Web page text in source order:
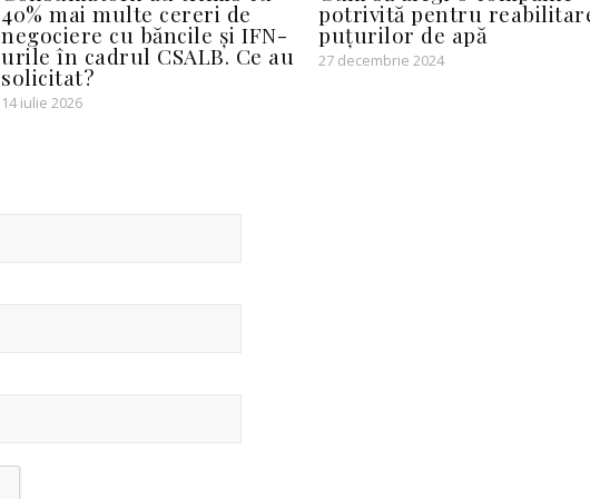
40% mai multe cereri de
negociere cu băncile și IFN-
urile în cadrul CSALB. Ce au
solicitat?
14 iulie 2026
potrivită pentru
puțurilor de apă
27 decembrie 2024